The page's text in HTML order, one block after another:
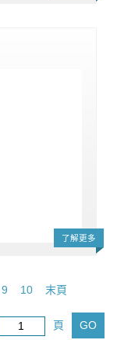
了解更多
9 10 末頁
頁 GO